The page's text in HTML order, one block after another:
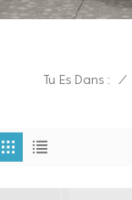
Tu Es Dans : /